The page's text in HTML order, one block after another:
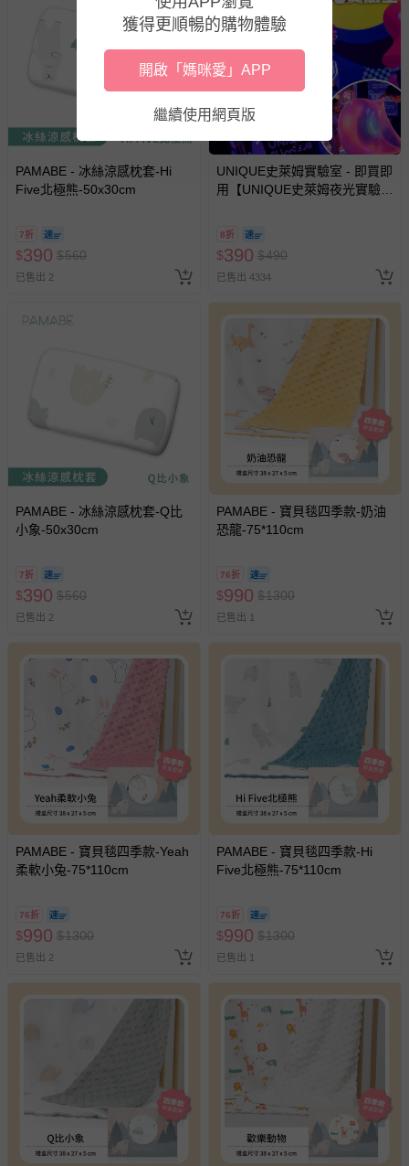
PAMABE - 冰絲涼感枕套-Hi
Five北極熊-50x30cm
7折
$390 $560
已售出 2
UNIQUE史萊姆實驗室 - 即買即
用【UNIQUE史萊姆夜光實驗室
訂單編號兌換，逾期作廢) (大
人小孩均一價(3歲以上需購票))
8折
$390 $490
已售出 4334
PAMABE - 冰絲涼感枕套-Q比
小象-50x30cm
7折
$390 $560
已售出 2
PAMABE - 寶貝毯四季款-奶油
恐龍-75*110cm
76折
$990 $1300
已售出 1
PAMABE - 寶貝毯四季款-Yeah
柔軟小兔-75*110cm
76折
$990 $1300
已售出 2
PAMABE - 寶貝毯四季款-Hi
Five北極熊-75*110cm
76折
$990 $1300
已售出 1
獲得更順暢的購物體驗
開啟「媽咪愛」APP
繼續使用網頁版